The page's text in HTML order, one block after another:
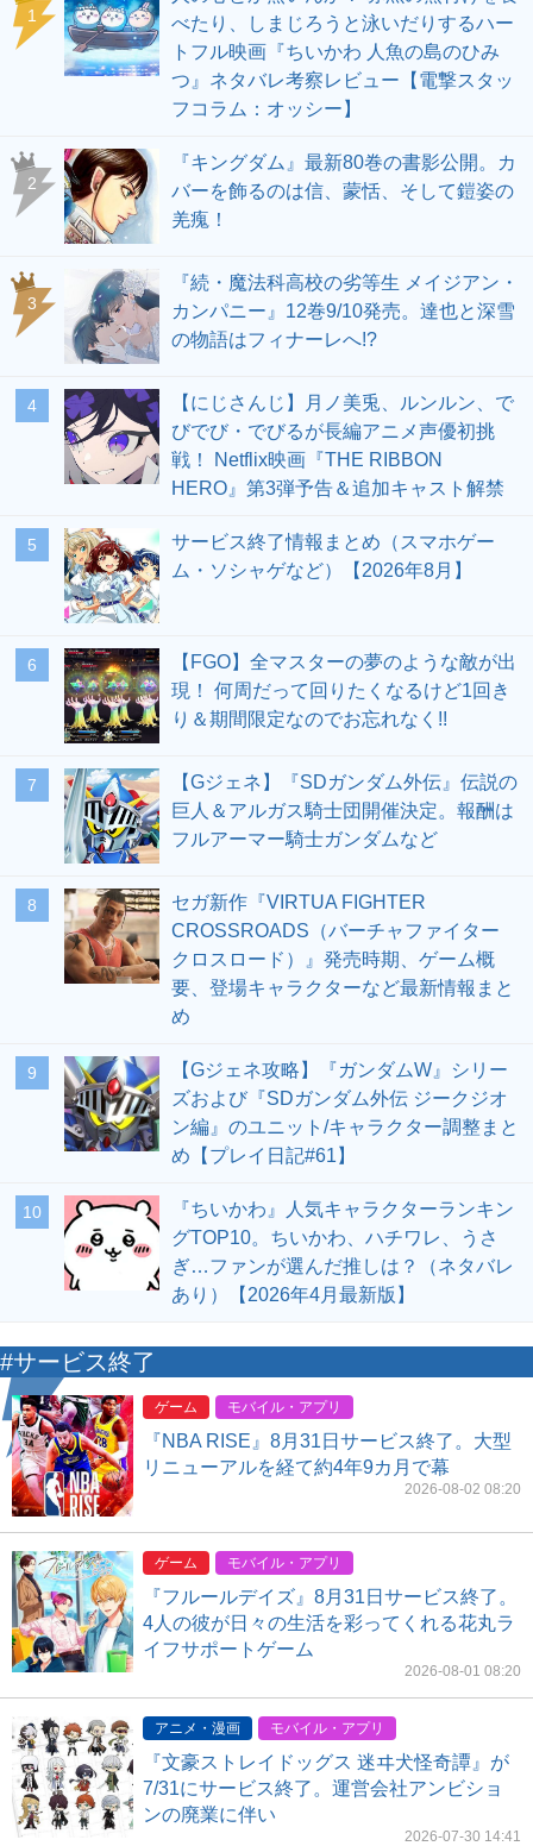
1
べたり、しまじろうと泳いだりするハー
トフル映画『ちいかわ 人魚の島のひみ
つ』ネタバレ考察レビュー【電撃スタッ
フコラム：オッシー】
2
『キングダム』最新80巻の書影公開。カ
バーを飾るのは信、蒙恬、そして鎧姿の
羌瘣！
3
『続・魔法科高校の劣等生 メイジアン・
カンパニー』12巻9/10発売。達也と深雪
の物語はフィナーレへ!?
4
【にじさんじ】月ノ美兎、ルンルン、で
びでび・でびるが長編アニメ声優初挑
戦！ Netflix映画『THE RIBBON
HERO』第3弾予告＆追加キャスト解禁
5
サービス終了情報まとめ（スマホゲー
ム・ソシャゲなど）【2026年8月】
6
【FGO】全マスターの夢のような敵が出
現！ 何周だって回りたくなるけど1回き
り＆期間限定なのでお忘れなく!!
7
【Gジェネ】『SDガンダム外伝』伝説の
巨人＆アルガス騎士団開催決定。報酬は
フルアーマー騎士ガンダムなど
8
セガ新作『VIRTUA FIGHTER
CROSSROADS（バーチャファイター
クロスロード）』発売時期、ゲーム概
要、登場キャラクターなど最新情報まと
め
9
【Gジェネ攻略】『ガンダムW』シリー
ズおよび『SDガンダム外伝 ジークジオ
ン編』のユニット/キャラクター調整まと
め【プレイ日記#61】
10
『ちいかわ』人気キャラクターランキン
グTOP10。ちいかわ、ハチワレ、うさ
ぎ…ファンが選んだ推しは？（ネタバレ
あり）【2026年4月最新版】
#サービス終了
ゲーム モバイル・アプリ
『NBA RISE』8月31日サービス終了。大型
リニューアルを経て約4年9カ月で幕
2026-08-02 08:20
ゲーム モバイル・アプリ
『フルールデイズ』8月31日サービス終了。
4人の彼が日々の生活を彩ってくれる花丸ラ
イフサポートゲーム
2026-08-01 08:20
アニメ・漫画 モバイル・アプリ
『文豪ストレイドッグス 迷ヰ犬怪奇譚』が
7/31にサービス終了。運営会社アンビショ
ンの廃業に伴い
2026-07-30 14:41